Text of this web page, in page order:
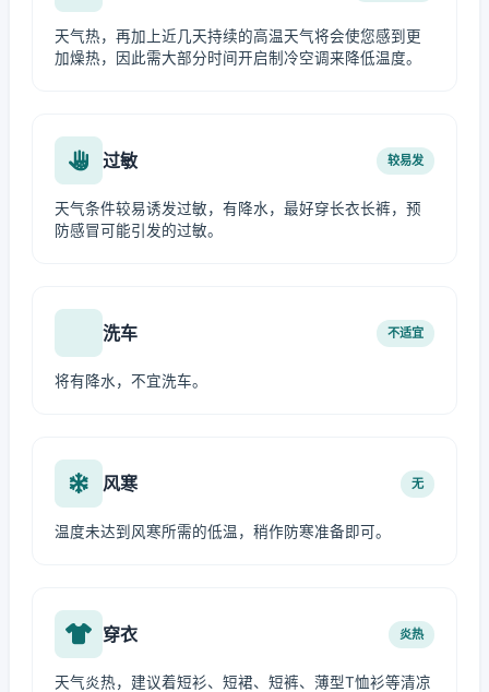
天气热，再加上近几天持续的高温天气将会使您感到更
加燥热，因此需大部分时间开启制冷空调来降低温度。
过敏 较易发
天气条件较易诱发过敏，有降水，最好穿长衣长裤，预
防感冒可能引发的过敏。
洗车 不适宜
将有降水，不宜洗车。
风寒 无
温度未达到风寒所需的低温，稍作防寒准备即可。
穿衣 炎热
天气炎热，建议着短衫、短裙、短裤、薄型T恤衫等清凉